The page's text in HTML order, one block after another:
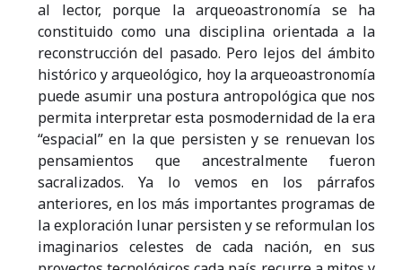
al lector, porque la arqueoastronomía se ha
constituido como una disciplina orientada a la
reconstrucción del pasado. Pero lejos del ámbito
histórico y arqueológico, hoy la arqueoastronomía
puede asumir una postura antropológica que nos
permita interpretar esta posmodernidad de la era
“espacial” en la que persisten y se renuevan los
pensamientos que ancestralmente fueron
sacralizados. Ya lo vemos en los párrafos
anteriores, en los más importantes programas de
la exploración lunar persisten y se reformulan los
imaginarios celestes de cada nación, en sus